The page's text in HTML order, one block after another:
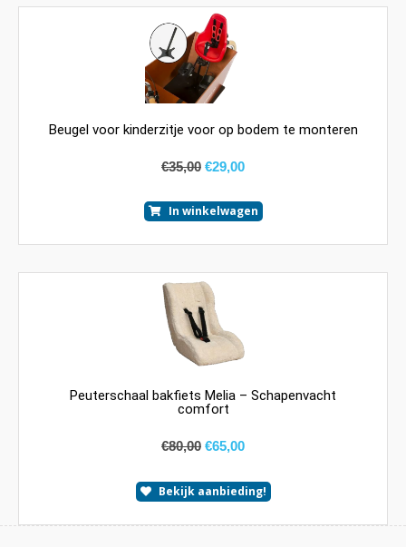
Beugel voor kinderzitje voor op bodem te monteren
€35,00 €29,00
In winkelwagen
Peuterschaal bakfiets Melia – Schapenvacht
comfort
€80,00 €65,00
Bekijk aanbieding!